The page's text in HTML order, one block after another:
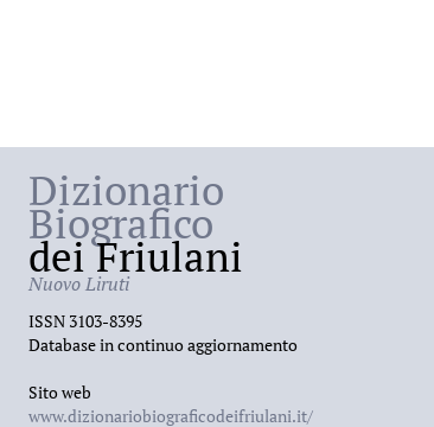
Dizionario
Biografico
dei Friulani
Nuovo Liruti
ISSN 3103-8395
Database in continuo aggiornamento
Sito web
www.dizionariobiograficodeifriulani.it/